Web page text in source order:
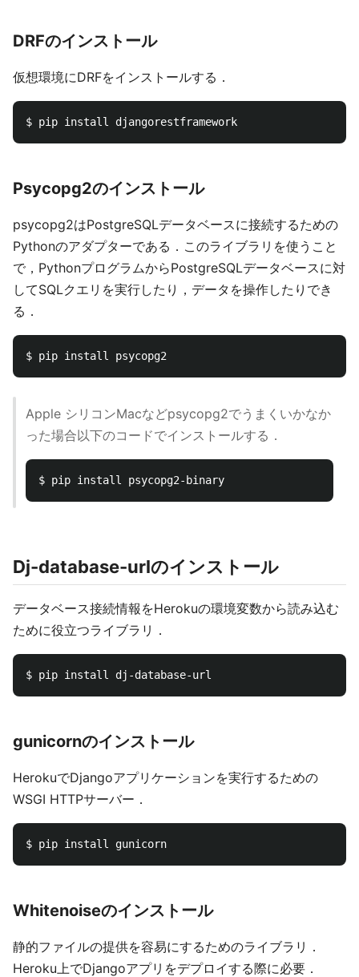
DRFのインストール
仮想環境にDRFをインストールする．
Psycopg2のインストール
psycopg2はPostgreSQLデータベースに接続するための
Pythonのアダプターである．このライブラリを使うこと
で，PythonプログラムからPostgreSQLデータベースに対
してSQLクエリを実行したり，データを操作したりでき
る．
Apple シリコンMacなどpsycopg2でうまくいかなか
った場合以下のコードでインストールする．
Dj-database-urlのインストール
データベース接続情報をHerokuの環境変数から読み込む
ために役立つライブラリ．
gunicornのインストール
HerokuでDjangoアプリケーションを実行するための
WSGI HTTPサーバー．
Whitenoiseのインストール
静的ファイルの提供を容易にするためのライブラリ．
Heroku上でDjangoアプリをデプロイする際に必要．